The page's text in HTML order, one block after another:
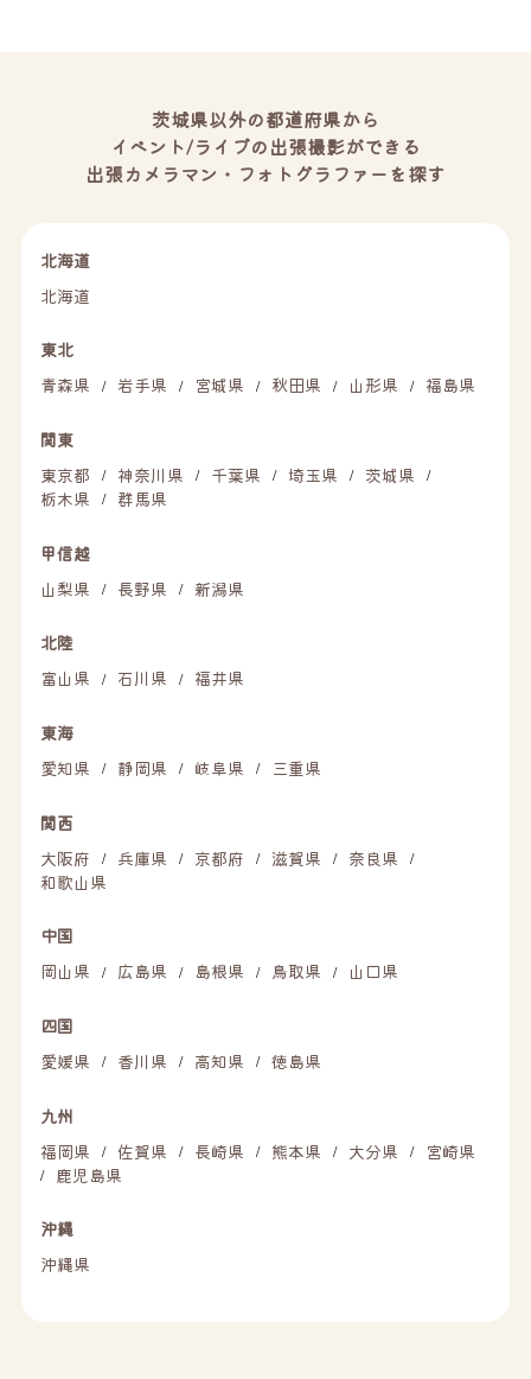
茨城県以外の都道府県から
イベント/ライブの出張撮影ができる
出張カメラマン・フォトグラファーを探す
北海道
北海道
東北
青森県
/ 岩手県 / 宮城県 / 秋田県 / 山形県 / 福島県
関東
東京都
/ 神奈川県 / 千葉県 / 埼玉県 / 茨城県 /
栃木県 / 群馬県
甲信越
山梨県
/ 長野県 / 新潟県
北陸
富山県
/ 石川県 / 福井県
東海
愛知県
/ 静岡県 / 岐阜県 / 三重県
関西
大阪府
/ 兵庫県 / 京都府 / 滋賀県 / 奈良県 /
和歌山県
中国
岡山県
/ 広島県 / 島根県 / 鳥取県 / 山口県
四国
愛媛県
/ 香川県 / 高知県 / 徳島県
九州
福岡県
/ 佐賀県 / 長崎県 / 熊本県 / 大分県 / 宮崎県
/ 鹿児島県
沖縄
沖縄県